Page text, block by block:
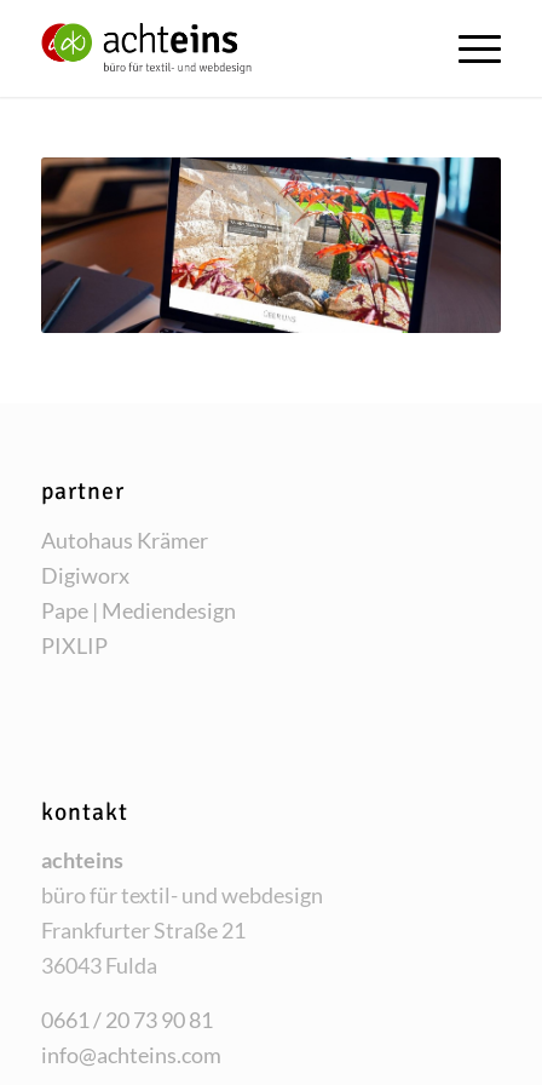
partner
Auto­haus Krämer
Digi­worx
Pape | Mediendesign
PIXLIP
kontakt
acht­eins
büro für tex­til- und webdesign
Frank­fur­ter Stra­ße 21
36043 Fulda
0661 / 20 73 90 81
info@achteins.com